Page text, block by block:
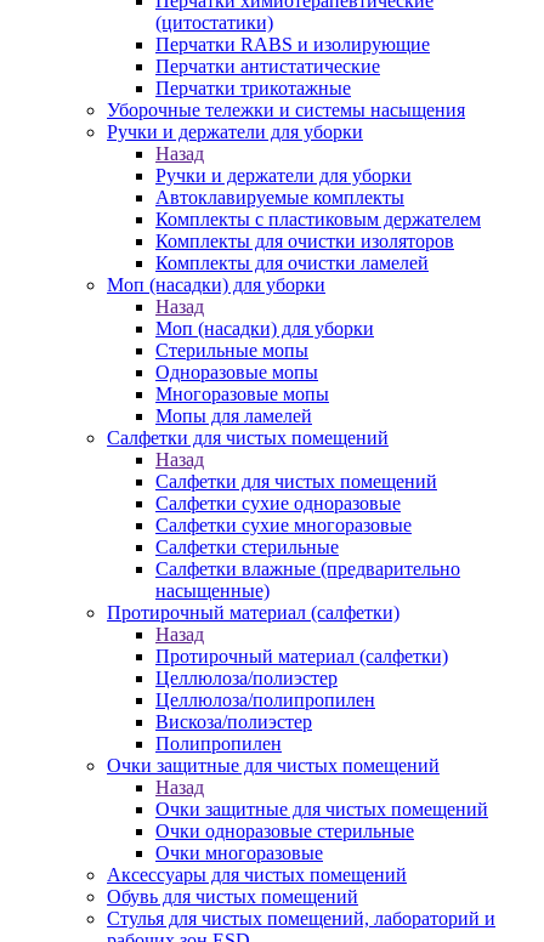
(цитостатики)
Перчатки RABS и изолирующие
Перчатки антистатические
Перчатки трикотажные
Уборочные тележки и системы насыщения
Ручки и держатели для уборки
Назад
Ручки и держатели для уборки
Автоклавируемые комплекты
Комплекты с пластиковым держателем
Комплекты для очистки изоляторов
Комплекты для очистки ламелей
Моп (насадки) для уборки
Назад
Моп (насадки) для уборки
Стерильные мопы
Одноразовые мопы
Многоразовые мопы
Мопы для ламелей
Салфетки для чистых помещений
Назад
Салфетки для чистых помещений
Салфетки сухие одноразовые
Салфетки сухие многоразовые
Салфетки стерильные
Салфетки влажные (предварительно
насыщенные)
Протирочный материал (салфетки)
Назад
Протирочный материал (салфетки)
Целлюлоза/полиэстер
Целлюлоза/полипропилен
Вискоза/полиэстер
Полипропилен
Очки защитные для чистых помещений
Назад
Очки защитные для чистых помещений
Очки одноразовые стерильные
Очки многоразовые
Аксессуары для чистых помещений
Обувь для чистых помещений
Стулья для чистых помещений, лабораторий и